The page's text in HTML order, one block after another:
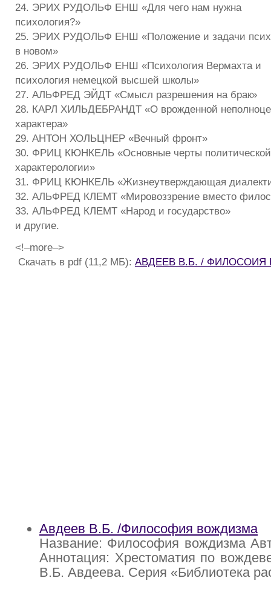
24. ЭРИХ РУДОЛЬФ ЕНШ «Для чего нам нужна
психология?»
25. ЭРИХ РУДОЛЬФ ЕНШ «Положение и задачи
в новом»
26. ЭРИХ РУДОЛЬФ ЕНШ «Психология Вермахта и
психология немецкой высшей школы»
27. АЛЬФРЕД ЭЙДТ «Смысл разрешения на брак»
28. КАРЛ ХИЛЬДЕБРАНДТ «О врожденной
характера»
29. АНТОН ХОЛЬЦНЕР «Вечный фронт»
30. ФРИЦ КЮНКЕЛЬ «Основные черты политической
характерологии»
31. ФРИЦ КЮНКЕЛЬ «Жизнеутверждающая
32. АЛЬФРЕД КЛЕМТ «Мировоззрение вместо
33. АЛЬФРЕД КЛЕМТ «Народ и государство»
и другие.
<!–more–>
Скачать в pdf (11,2 МБ): АВДЕЕВ В.Б. /
Авдеев В.Б. /Философия вождизма
Название: Философия вождизма
Аннотация: Хрестоматия по
В.Б. Авдеева. Серия «Библиотека